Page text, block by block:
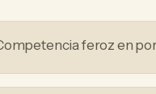
feroz en